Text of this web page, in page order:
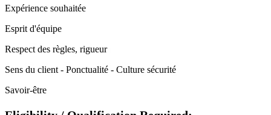
Expérience souhaitée
Esprit d'équipe
Respect des règles, rigueur
Sens du client - Ponctualité - Culture sécurité
Savoir-être